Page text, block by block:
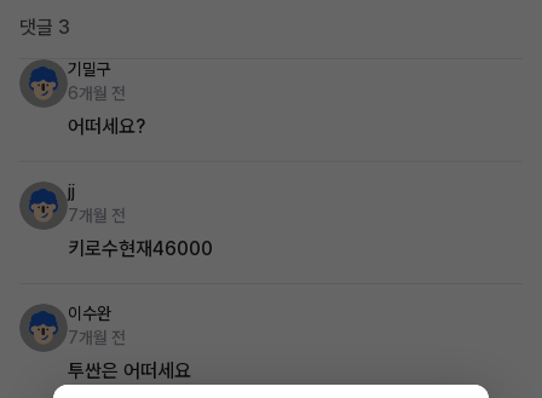
댓글 3
기밀구
6개월 전
어떠세요?
jj
7개월 전
키로수현재46000
이수완
7개월 전
투싼은 어떠세요